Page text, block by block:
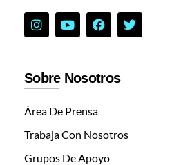
Sobre Nosotros
Área De Prensa
Trabaja Con Nosotros
Grupos De Apoyo